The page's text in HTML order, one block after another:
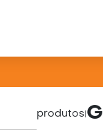
produtos